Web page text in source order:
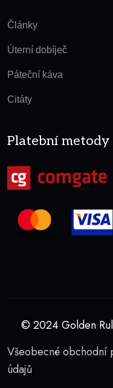
Články
Úterní dobíječ
Páteční káva
Citáty
Platební metody
© 2024 Golden
Všeobecné obchodní
údajů